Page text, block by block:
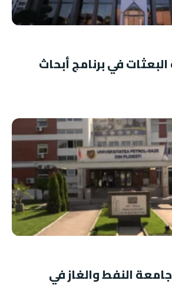
في برنامج أبحاث
النفط والغاز في